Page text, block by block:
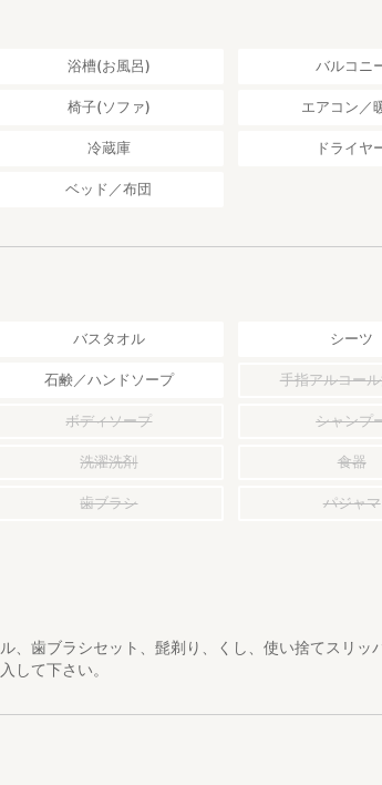
浴槽(お風呂) バルコニ
椅子(ソファ) エアコン／
冷蔵庫 ドライヤ
ベッド／布団
バスタオル シーツ
石鹸／ハンドソープ 手指アルコー
ボディソープ シャンプ
洗濯洗剤 食器
歯ブラシ パジャマ
、歯ブラシセット、髭剃り、くし、使い捨てスリッ
して下さい。